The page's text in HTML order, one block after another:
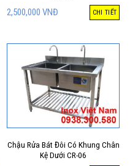
2,500,000 VNĐ CHI TIẾT
Chậu Rửa Bát Đôi Có Khung Chân
Kệ Dưới CR-06